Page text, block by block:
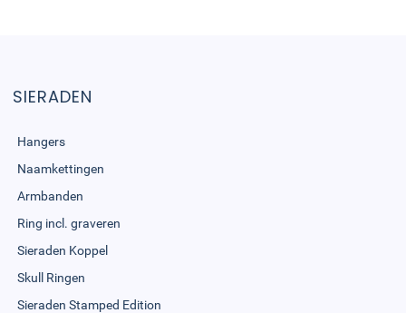
SIERADEN
Hangers
Naamkettingen
Armbanden
Ring incl. graveren
Sieraden Koppel
Skull Ringen
Sieraden Stamped Edition